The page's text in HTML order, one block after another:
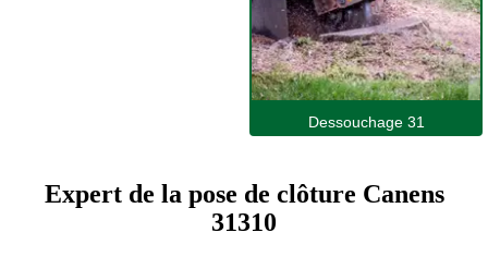
Dessouchage 31
Expert de la pose de clôture Canens
31310